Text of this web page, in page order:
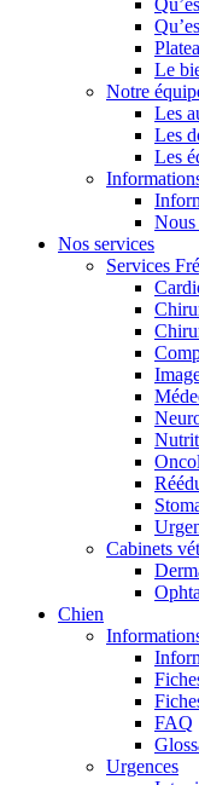
Le
Notre
Les
Les
Les
Nous
Nos services
Services
Cabinets
Chien
FAQ
Urgences